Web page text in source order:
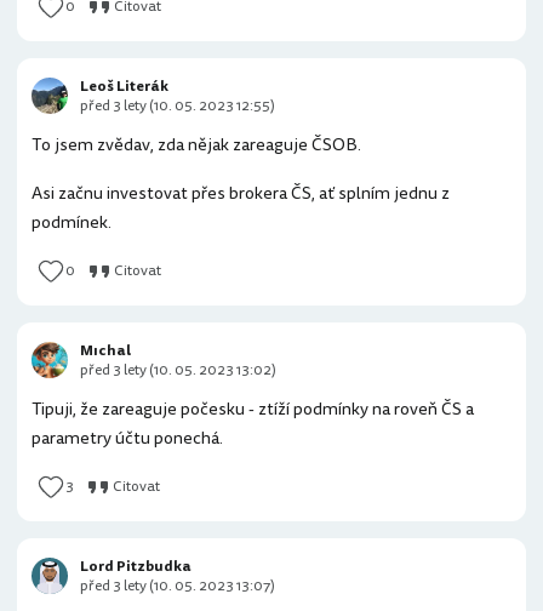
0 Citovat
To jsem zvědav, zda nějak zareaguje ČSOB.
Asi začnu investovat přes brokera ČS, ať splním jednu z
podmínek.
0 Citovat
Leoš Literák
před 3 lety (10. 05. 2023 12:55)
Tipuji, že zareaguje počesku - ztíží podmínky na roveň ČS a
parametry účtu ponechá.
3 Citovat
Mıchal
před 3 lety (10. 05. 2023 13:02)
Lord Pitzbudka
před 3 lety (10. 05. 2023 13:07)